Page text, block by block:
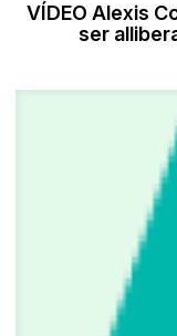
VÍDEO Alexis
ser